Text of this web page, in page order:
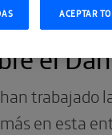
el
trabajado
en esta
ACEPTAR